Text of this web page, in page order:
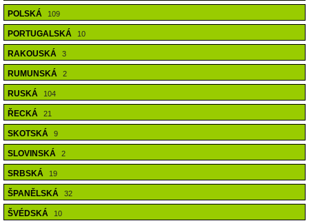
POLSKÁ 109
PORTUGALSKÁ 10
RAKOUSKÁ 3
RUMUNSKÁ 2
RUSKÁ 104
ŘECKÁ 21
SKOTSKÁ 9
SLOVINSKÁ 2
SRBSKÁ 19
ŠPANĚLSKÁ 32
ŠVÉDSKÁ 10